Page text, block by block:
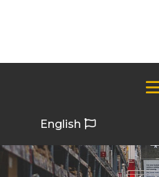
English